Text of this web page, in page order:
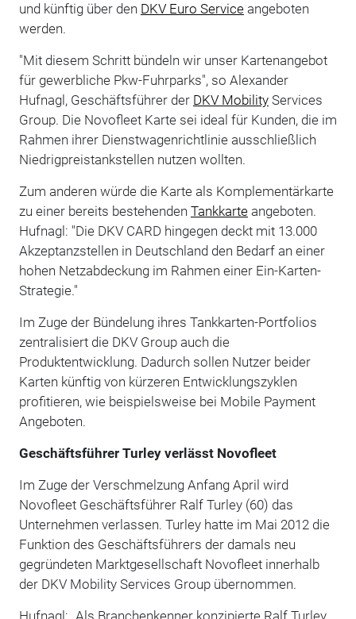
und künftig über den DKV Euro Serviceangeboten
werden.
"Mit diesem Schritt bündeln wir unser Kartenangebot
für gewerbliche Pkw-Fuhrparks", so Alexander
Hufnagl, Geschäftsführer der DKV MobilityServices
Group. Die Novofleet Karte sei ideal für Kunden, die im
Rahmen ihrer Dienstwagenrichtlinie ausschließlich
Niedrigpreistankstellen nutzen wollten.
Zum anderen würde die Karte als Komplementärkarte
zu einer bereits bestehenden Tankkarteangeboten.
Hufnagl: "Die DKV CARD hingegen deckt mit 13.000
Akzeptanzstellen in Deutschland den Bedarf an einer
hohen Netzabdeckung im Rahmen einer Ein-Karten-
Strategie."
Im Zuge der Bündelung ihres Tankkarten-Portfolios
zentralisiert die DKV Group auch die
Produktentwicklung. Dadurch sollen Nutzer beider
Karten künftig von kürzeren Entwicklungszyklen
profitieren, wie beispielsweise bei Mobile Payment
Angeboten.
Geschäftsführer Turley verlässt Novofleet
Im Zuge der Verschmelzung Anfang April wird
Novofleet Geschäftsführer Ralf Turley (60) das
Unternehmen verlassen. Turley hatte im Mai 2012 die
Funktion des Geschäftsführers der damals neu
gegründeten Marktgesellschaft Novofleet innerhalb
der DKV Mobility Services Group übernommen.